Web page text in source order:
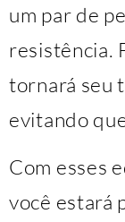
um par de
resistência.
tornará seu
evitando
Com esses
você estará